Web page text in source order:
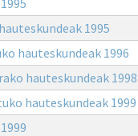
1995
hauteskundeak 1996
hauteskundeak 1998
hauteskundeak 1999